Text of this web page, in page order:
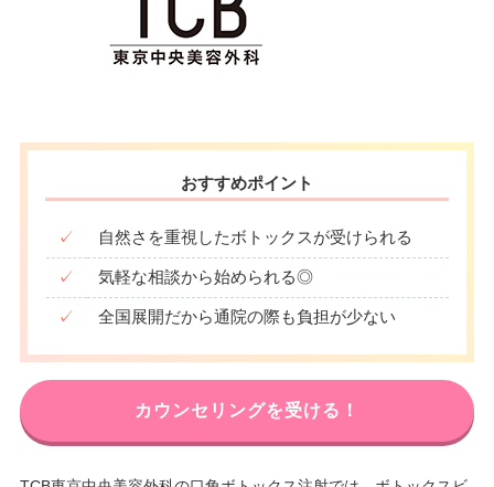
おすすめポイント
✓ 自然さを重視したボトックスが受けられる
✓ 気軽な相談から始められる◎
✓ 全国展開だから通院の際も負担が少ない
カウンセリングを受ける！